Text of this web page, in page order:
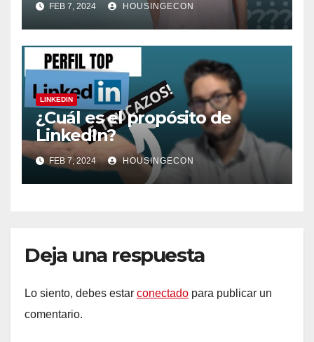
FEB 7, 2024 HOUSINGECON
LINKEDIN
¿Cuál es el propósito de
LinkedIn?
FEB 7, 2024 HOUSINGECON
Deja una respuesta
Lo siento, debes estar conectado para publicar un
comentario.